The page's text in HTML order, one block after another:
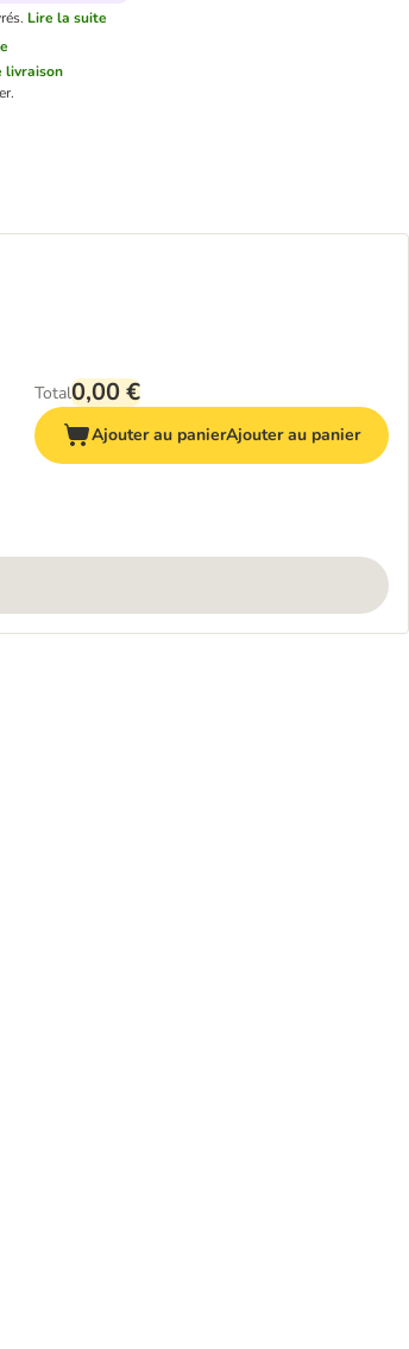
Lire la suite
livraison
Total0,00 €
Ajouter au panierAjouter au panier